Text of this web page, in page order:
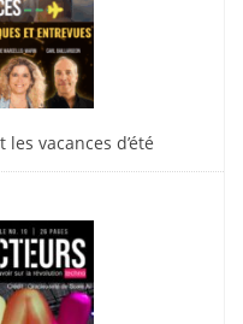
vacances d’été